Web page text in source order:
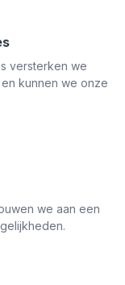
versterken we
kunnen we onze
we aan een